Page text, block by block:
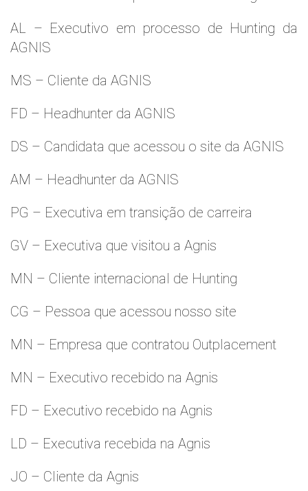
AL – Executivo em processo de Hunting da
AGNIS
MS – Cliente da AGNIS
FD – Headhunter da AGNIS
DS – Candidata que acessou o site da AGNIS
AM – Headhunter da AGNIS
PG – Executiva em transição de carreira
GV – Executiva que visitou a Agnis
MN – Cliente internacional de Hunting
CG – Pessoa que acessou nosso site
MN – Empresa que contratou Outplacement
MN – Executivo recebido na Agnis
FD – Executivo recebido na Agnis
LD – Executiva recebida na Agnis
JO – Cliente da Agnis